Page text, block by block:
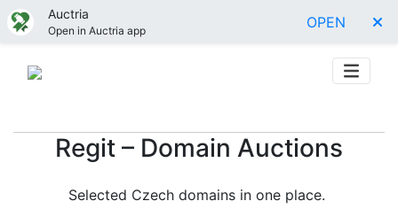
Auctria
Open in Auctria app OPEN
Regit – Domain Auctions
Selected Czech domains in one place.